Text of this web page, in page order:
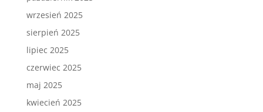
wrzesień 2025
sierpień 2025
lipiec 2025
czerwiec 2025
maj 2025
kwiecień 2025